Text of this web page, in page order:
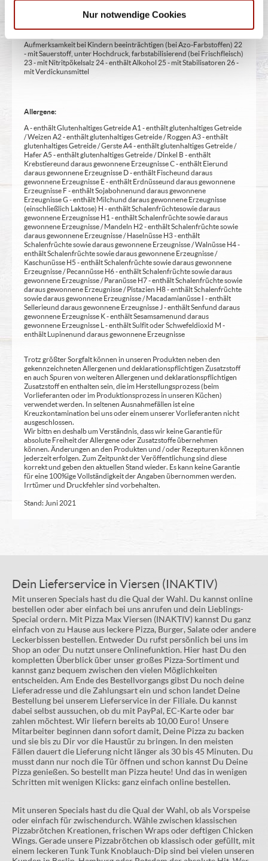
Nur notwendige Cookies
14 - kann bei übermäßigem Verzehr abführend wirken (zusätzlich zur
Angabe 15 - unter Schutzatmosphäre verpackt 16 - chininhaltig 17 -
koffeinhaltig 18 - mit Milcheiweiß (bei Fleischerzeugnissen) 19 - mit
Aufmerksamkeit bei Kindern beeinträchtigen (bei Azo-Farbstoffen) 22
- mit Sauerstoff, unter Hochdruck, farbstabilisierend (bei Frischfleisch)
23 - mit Nitritpökelsalz 24 - enthält Alkohol 25 - mit Stabilisatoren 26 -
mit Verdickunsmittel
Allergene:
A - enthält Glutenhaltiges Getreide A1 - enthält glutenhaltiges Getreide
/ Weizen A2 - enthält glutenhaltiges Getreide / Roggen A3 - enthält
glutenhaltiges Getreide / Gerste A4 - enthält glutenhaltiges Getreide /
Hafer A5 - enthält glutenhaltiges Getreide / Dinkel B - enthält
Krebstiere und daraus gewonnene Erzeugnisse C - enthält Eier und
daraus gewonnene Erzeugnisse D - enthält Fische und daraus
gewonnene Erzeugnisse E - enthält Erdnüsse und daraus gewonnene
Erzeugnisse F - enthält Sojabohnen und daraus gewonnene
Erzeugnisse G - enthält Milch und daraus gewonnene Erzeugnisse
(einschließlich Laktose) H - enthält Schalenfrüchte sowie daraus
gewonnene Erzeugnisse H1 - enthält Schalenfrüchte sowie daraus
gewonnene Erzeugnisse / Mandeln H2 - enthält Schalenfrüchte sowie
daraus gewonnene Erzeugnisse / Haselnüsse H3 - enthält
Schalenfrüchte sowie daraus gewonnene Erzeugnisse / Walnüsse H4 -
enthält Schalenfrüchte sowie daraus gewonnene Erzeugnisse /
Kaschunüsse H5 - enthält Schalenfrüchte sowie daraus gewonnene
Erzeugnisse / Pecannüsse H6 - enthält Schalenfrüchte sowie daraus
gewonnene Erzeugnisse / Paranüsse H7 - enthält Schalenfrüchte sowie
daraus gewonnene Erzeugnisse / Pistazien H8 - enthält Schalenfrüchte
sowie daraus gewonnene Erzeugnisse / Macadamianüsse I - enthält
Sellerie und daraus gewonnene Erzeugnisse J - enthält Senf und daraus
gewonnene Erzeugnisse K - enthält Sesamsamen und daraus
gewonnene Erzeugnisse L - enthält Sulfit oder Schwefeldioxid M -
enthält Lupinen und daraus gewonnene Erzeugnisse
Trotz größter Sorgfalt können in unseren Produkten neben den
gekennzeichneten Allergenen und deklarationspflichtigen Zusatzstoff
en auch Spuren von weiteren Allergenen und deklarationspflichtigen
Zusatzstoff en enthalten sein, die im Herstellungsprozess (beim
Vorlieferanten oder im Produktionsprozess in unseren Küchen)
verwendet werden. In seltenen Ausnahmefällen ist eine
Kreuzkontamination bei uns oder einem unserer Vorlieferanten nicht
ausgeschlossen.
Wir bittn en deshalb um Verständnis, dass wir keine Garantie für
absolute Freiheit der Allergene oder Zusatzstoffe übernehmen
können. Änderungen an den Produkten und / oder Rezepturen können
jederzeit erfolgen. Zum Zeitpunkt der Veröffentlichung sind diese
korrekt und geben den aktuellen Stand wieder. Es kann keine Garantie
für eine 100%ige Vollständigkeit der Angaben übernommen werden.
Irrtümer und Druckfehler sind vorbehalten.
Stand: Juni 2021
Dein Lieferservice in Viersen (INAKTIV)
Mit unseren Specials hast du die Qual der Wahl. Du kannst online
bestellen oder aber einfach bei uns anrufen und dein Lieblings-
Special ordern. Mit Pizza Max Viersen (INAKTIV) kannst Du ganz
einfach von zu Hause aus leckere Pizza, Burger, Salate oder andere
Leckerbissen bestellen. Entweder Du rufst persönlich bei uns im
Shop an oder Du nutzt unsere Onlinefunktion. Hier hast Du den
kompletten Überblick über unser großes Pizza-Sortiment und
kannst ganz bequem zwischen den vielen Möglichkeiten
entscheiden. Am Ende des Bestellvorgangs gibst Du noch deine
Lieferadresse und die Zahlungsart ein und schon landet Deine
Bestellung bei unserem Lieferservice in der Filiale. Du kannst
dabei selbst aussuchen, ob du mit PayPal, EC-Karte oder bar
zahlen möchtest. Wir liefern bereits ab 10,00 Euro! Unsere
Mitarbeiter beginnen dann sofort damit, Deine Pizza zu backen
und sie bis zu Dir vor die Haustür zu bringen. In den meisten
Fällen dauert die Lieferung nicht länger als 30 bis 45 Minuten. Du
musst dann nur noch die Tür öffnen und schon kannst Du Deine
Pizza genießen. So bestellt man Pizza heute! Und das in wenigen
Schritten mit wenigen Klicks: ganz einfach online bestellen.
Mit unseren Specials hast du die Qual der Wahl, ob als Vorspeise
oder einfach für zwischendurch. Wähle zwischen klassischen
Pizzabrötchen Kreationen, frischen Wraps oder deftigen Chicken
Wings. Gerade unsere Pizzabrötchen ob klassisch oder gefüllt, mit
einem leckeren Tunk Tunk Knoblauch-Dip sind bei vielen unseren